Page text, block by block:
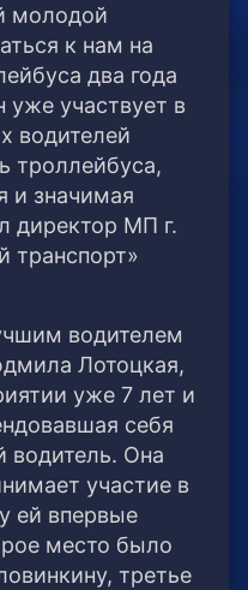
молодой
к нам на
два года
уже участвует в
водителей
троллейбуса,
и значимая
директор МП г.
транспорт»
водителем
Лотоцкая,
уже 7 лет и
себя
водитель. Она
участие в
ей впервые
место было
третье